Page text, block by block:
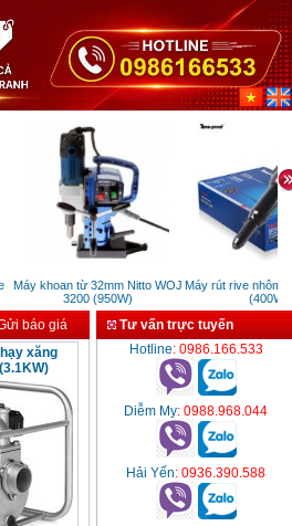
Máy khoan từ 32mm Nitto WOJ
3200 (950W)
Máy rút rive nhôm
(400W)
báo giá
xăng
Tư vấn trực tuyến
Hotline: 0986.166.533
Diễm My: 0988.968.044
Hải Yến: 0936.390.588